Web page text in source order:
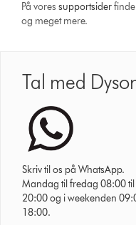
På voressupport­sider
og meget mere.
Tal med
Skriv til os på WhatsApp.
Mandag til fredag 08:00 til
20:00 og i weekenden
18:00.